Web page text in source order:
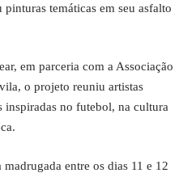
temáticas em seu asfalto
em parceria com a Associação
o projeto reuniu artistas
inspiradas no futebol, na cultura
entre os dias 11 e 12